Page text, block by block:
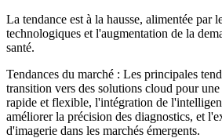
La tendance est à la hausse, alimentée par
technologiques et l'augmentation de la
santé.
Tendances du marché : Les principales
transition vers des solutions cloud pour
rapide et flexible, l'intégration de
améliorer la précision des diagnostics, et
d'imagerie dans les marchés émergents.